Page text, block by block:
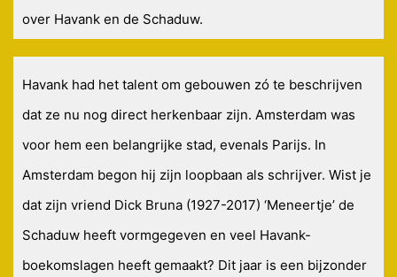
over Havank en de Schaduw.
Havank had het talent om gebouwen zó te beschrijven
dat ze nu nog direct herkenbaar zijn. Amsterdam was
voor hem een belangrijke stad, evenals Parijs. In
Amsterdam begon hij zijn loopbaan als schrijver. Wist je
dat zijn vriend Dick Bruna (1927-2017) ‘Meneertje’ de
Schaduw heeft vormgegeven en veel Havank-
boekomslagen heeft gemaakt? Dit jaar is een bijzonder